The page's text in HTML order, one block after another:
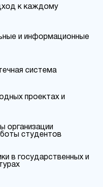
к каждому
и информационные
система
проектах и
организации
студентов
в государственных и